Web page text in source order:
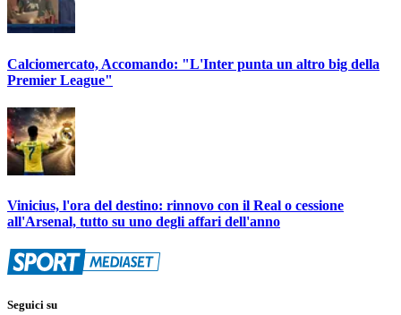
Calciomercato, Accomando: "L'Inter punta un altro big della
Premier League"
Vinicius, l'ora del destino: rinnovo con il Real o cessione
all'Arsenal, tutto su uno degli affari dell'anno
Seguici su